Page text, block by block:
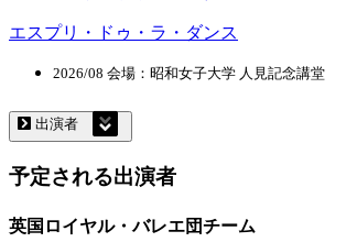
エスプリ・ドゥ・ラ・ダンス
2026/08 会場：昭和女子大学 人見記念講堂
出演者
予定される出演者
英国ロイヤル・バレエ団チーム